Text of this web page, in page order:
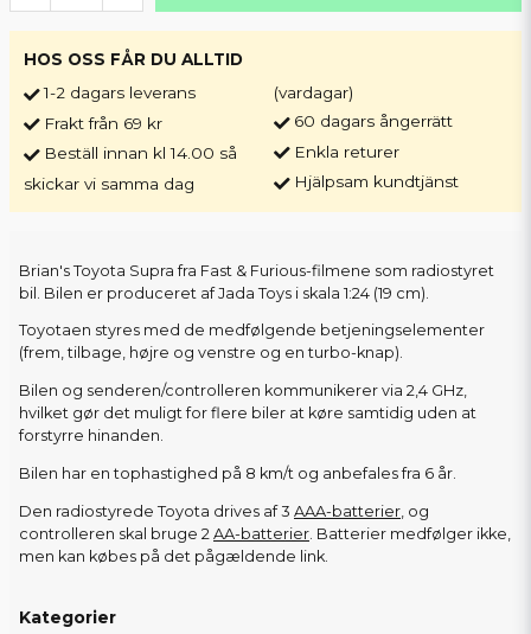
HOS OSS FÅR DU ALLTID
1-2 dagars leverans
Frakt från 69 kr
Beställ innan kl 14.00 så
skickar vi samma dag
(vardagar)
60 dagars ångerrätt
Enkla returer
Hjälpsam kundtjänst
Brian's Toyota Supra fra Fast & Furious-filmene som radiostyret
bil. Bilen er produceret af Jada Toys i skala 1:24 (19 cm).
Toyotaen styres med de medfølgende betjeningselementer
(frem, tilbage, højre og venstre og en turbo-knap).
Bilen og senderen/controlleren kommunikerer via 2,4 GHz,
hvilket gør det muligt for flere biler at køre samtidig uden at
forstyrre hinanden.
Bilen har en tophastighed på 8 km/t og anbefales fra 6 år.
Den radiostyrede Toyota drives af 3 AAA-batterier , og
controlleren skal bruge 2 AA-batterier . Batterier medfølger ikke,
men kan købes på det pågældende link.
Kategorier